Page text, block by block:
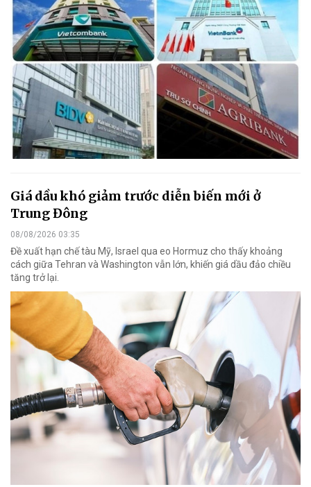
Giá dầu khó giảm trước diễn biến mới ở
Trung Đông
08/08/2026 03:35
Đề xuất hạn chế tàu Mỹ, Israel qua eo Hormuz cho thấy khoảng
cách giữa Tehran và Washington vẫn lớn, khiến giá dầu đảo chiều
tăng trở lại.